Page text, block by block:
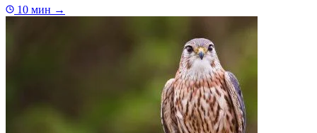
10 мин →